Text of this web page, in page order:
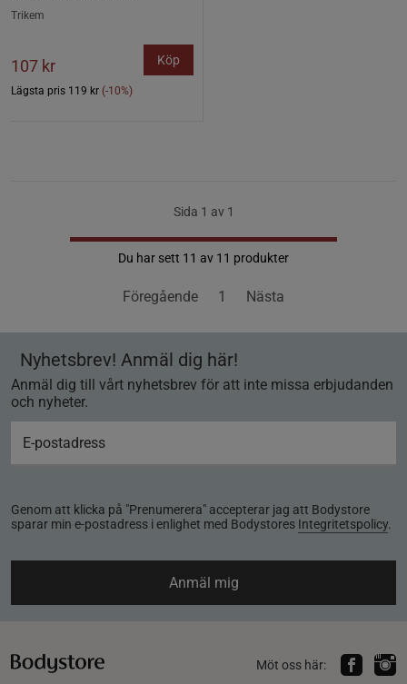
Trikem
107 kr
Lägsta pris 119 kr (-10%)
Köp
Sida 1 av 1
Du har sett 11 av 11 produkter
Föregående 1 Nästa
Nyhetsbrev! Anmäl dig här!
Anmäl dig till vårt nyhetsbrev för att inte missa erbjudanden
och nyheter.
Genom att klicka på "Prenumerera" accepterar jag att Bodystore
sparar min e-postadress i enlighet med Bodystores Integritetspolicy.
Anmäl mig
Möt oss här: